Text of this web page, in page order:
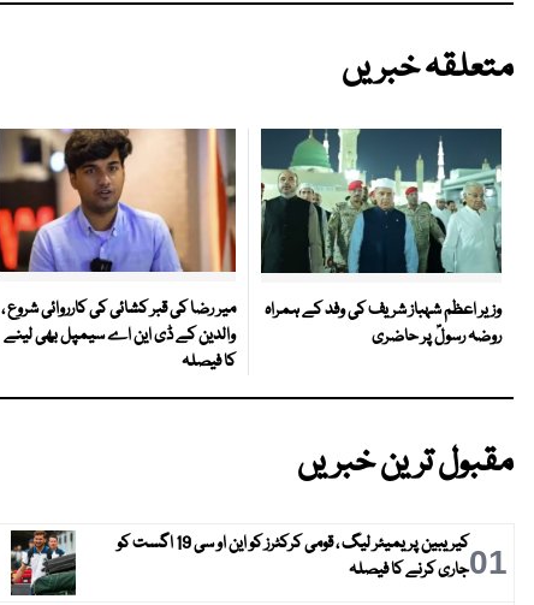
متعلقہ خبریں
وزیر اعظم شہباز شریف کی وفد کے ہمراہ
روضہ رسولؐ پر حاضری
میر رضا کی قبر کشائی کی کارروائی شروع ،
والدین کے ڈی این اے سیمپل بھی لینے
کا فیصلہ
مقبول ترین خبریں
01
کیریبین پریمیئر لیگ ، قومی کرکٹرز کو این او سی 19 اگست کو
جاری کرنے کا فیصلہ